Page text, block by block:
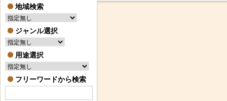
地域検索
ジャンル選択
用途選択
フリーワードから検索